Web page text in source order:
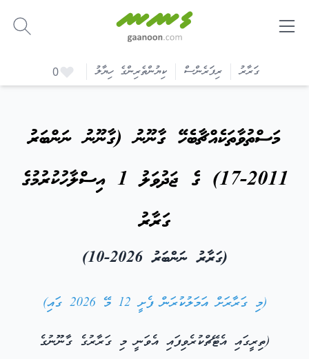
ގަރާރު ރިފަރެންސް ކިޔުންތެރިންގެ ހިޔާލު 0
މަސްތުވާތަކެއްޗާބެހޭ ގާނޫނު (ގާނޫނު ނަންބަރު
2011-17) ގެ ޖަދުވަލު 1 އިސްލާހުކުރުމުގެ
ގަރާރު
(ގަރާރު ނަންބަރު 2026-10)
(މި ގަރާރަށް އަމަލުކުރަން ފެށީ 12 މޭ 2026 ގައި)
(ތިރީގައި އެޓޭޗްކުރެވިފައި އެވަނީ މި ގަރާރުގެ ގާނޫނުގެ